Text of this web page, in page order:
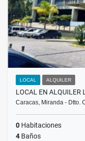
LOCAL ALQUILER
LOCAL EN ALQUILER
Caracas, Miranda - Dtto.
0 Habitaciones
4 Baños